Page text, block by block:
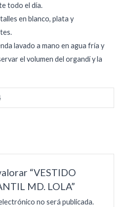
todo el día.
en blanco, plata y
lavado a mano en agua fría y
el volumen del organdí y la
“VESTIDO
MD. LOLA”
no será publicada.